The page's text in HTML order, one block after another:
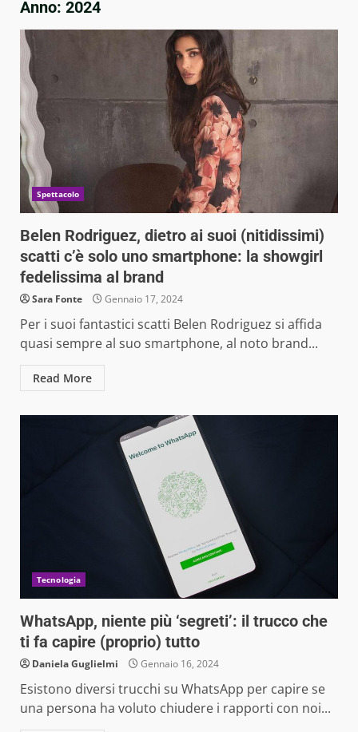
Anno: 2024
Spettacolo
Belen Rodriguez, dietro ai suoi (nitidissimi)
scatti c’è solo uno smartphone: la showgirl
fedelissima al brand
Sara Fonte Gennaio 17, 2024
Per i suoi fantastici scatti Belen Rodriguez si affida
quasi sempre al suo smartphone, al noto brand...
Read More
Tecnologia
WhatsApp, niente più ‘segreti’: il trucco che
ti fa capire (proprio) tutto
Daniela Guglielmi Gennaio 16, 2024
Esistono diversi trucchi su WhatsApp per capire se
una persona ha voluto chiudere i rapporti con noi...